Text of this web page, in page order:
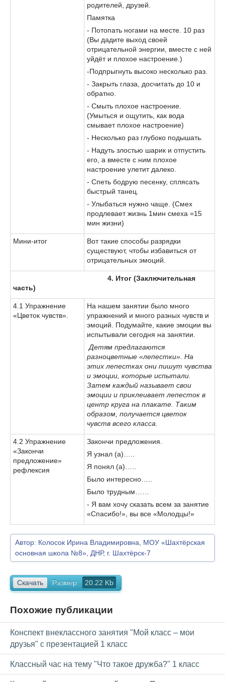
родителей, друзей.
Памятка
- Потопать ногами на месте. 10 раз
(Вы дадите выход своей
отрицательной энергии, вместе с ней
уйдёт и плохое настроение.)
-Подпрыгнуть высоко несколько раз.
- Закрыть глаза, досчитать до 10 и
обратно.
- Смыть плохое настроение.
(Умыться и ощутить, как вода
смывает плохое настроение)
- Несколько раз глубоко подышать.
- Надуть злостью шарик и отпустить
его, а вместе с ним плохое
настроение улетит далеко.
- Спеть бодрую песенку, сплясать
быстрый танец.
- Улыбаться нужно чаще. (Смех
продлевает жизнь 1мин смеха =15
мин жизни)
Мини-итог
Вот такие способы разрядки
существуют, чтобы избавиться от
отрицательных эмоций.
4. Итог (Заключительная
часть)
4.1 Упражнение
«Цветок чувств».
На нашем занятии было много
упражнений и много разных чувств и
эмоций. Подумайте, какие эмоции вы
испытывали сегодня на занятии.
Детям предлагаются
разноцветные «лепестки». На
этих лепестках они пишут чувства
и эмоции, которые испытали.
Затем каждый называет свои
эмоции и приклеивает лепесток в
центр круга на плакате. Таким
образом, получается цветок
чувств всего класса.
4.2 Упражнение
«Закончи
предложение»
рефлексия
Закончи предложения.
Я узнал (а)…..
Я понял (а)…..
Было интересно…..
Было трудным……
- Я вам хочу сказать всем за занятие
«Спасибо!», вы все «Молодцы!»
Автор: Колосок Ирина Владимировна, МОУ «Шахтёрская
основная школа №8», ДНР, г. Шахтёрск-7
Скачать Размер: 20.22 Kb
Похожие публикации
Конспект внеклассного занятия "Мой класс – мои
друзья" с презентацией 1 класс
Классный час на тему "Что такое дружба?" 1 класс